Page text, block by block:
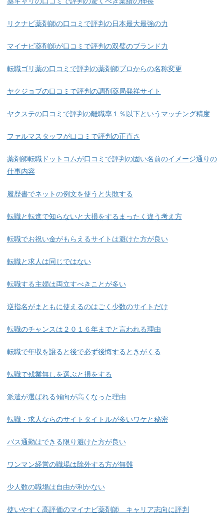
リクナビ薬剤師の口コミで評判の日本最大最強の力
マイナビ薬剤師が口コミで評判の双璧のブランド力
転職ゴリ薬の口コミで評判の薬剤師プロからの名称変更
ヤクジョブの口コミで評判の調剤薬局発祥サイト
ヤクステの口コミで評判の離職率１％以下というマッチング精度
ファルマスタッフが口コミで評判の正直さ
薬剤師転職ドットコムが口コミで評判の固い名前のイメージ通りの
仕事内容
履歴書でネットの例文を使うと失敗する
転職と転進で知らないと大損をするまったく違う考え方
転職でお祝い金がもらえるサイトは避けた方が良い
転職と求人は同じではない
転職する主婦は両立すべきことが多い
逆指名がまともに使えるのはごく少数のサイトだけ
転職のチャンスは２０１６年までと言われる理由
転職で年収を譲ると後で必ず後悔するときがくる
転職で残業無しを選ぶと損をする
派遣が選ばれる傾向が高くなった理由
転職・求人ならのサイトタイトルが多いワケと秘密
バス通勤はできる限り避けた方が良い
ワンマン経営の職場は除外する方が無難
少人数の職場は自由が利かない
使いやすく高評価のマイナビ薬剤師 キャリア志向に評判